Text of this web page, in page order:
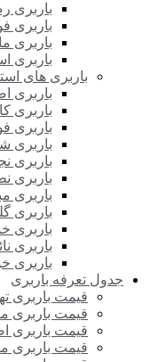
باربری
باربری
باربری
باربری
باربری های
باربری
باربری
باربری
باربری
باربری
باربری
باربری
باربری
باربری
باربری
باربری
جدول تعرفه باربری
قیمت باربری
قیمت باربری
قیمت باربری
قیمت باربری